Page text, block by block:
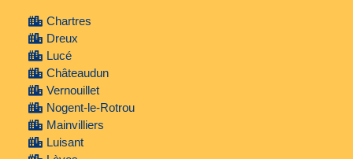
Chartres
Dreux
Lucé
Châteaudun
Vernouillet
Nogent-le-Rotrou
Mainvilliers
Luisant